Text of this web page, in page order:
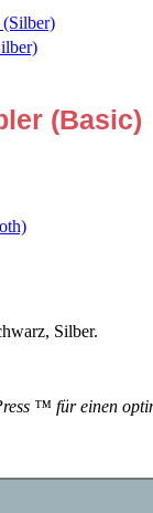
(Basic)
Silber.
™ für einen